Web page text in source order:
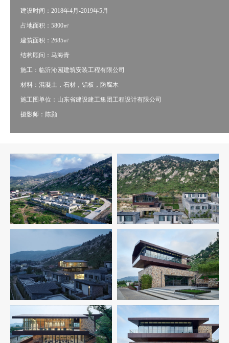
建设时间：2018年4月-2019年5月
占地面积：5800㎡
建筑面积：2685㎡
结构顾问：马海青
施工：临沂沁园建筑安装工程有限公司
材料：混凝土，石材，铝板，防腐木
施工图单位：山东省建设建工集团工程设计有限公司
摄影师：陈颢